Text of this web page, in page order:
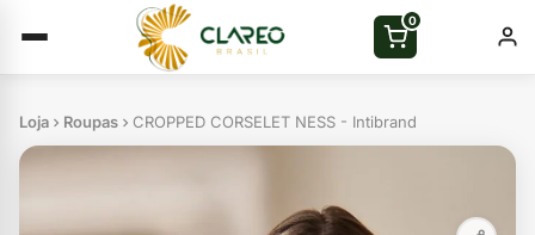
0
Loja Roupas CROPPED CORSELET NESS - Intibrand